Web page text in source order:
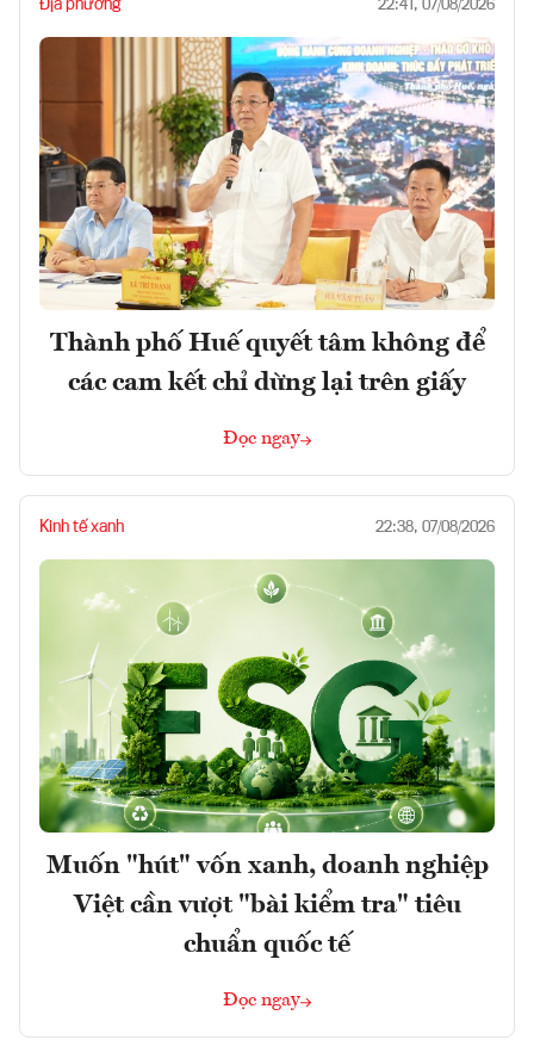
Địa phương 22:41, 07/08/2026
Thành phố Huế quyết tâm không để
các cam kết chỉ dừng lại trên giấy
Đọc ngay
Kinh tế xanh 22:38, 07/08/2026
Muốn "hút" vốn xanh, doanh nghiệp
Việt cần vượt "bài kiểm tra" tiêu
chuẩn quốc tế
Đọc ngay